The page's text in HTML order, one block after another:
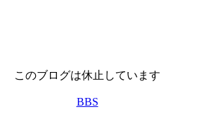
このブログは休止しています
BBS